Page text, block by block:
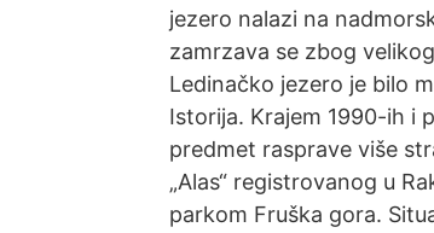
jezero nalazi na
zamrzava se zbog
Ledinačko jezero je bilo
Istorija. Krajem 1990-ih i
predmet rasprave više
„Alas“ registrovanog u
parkom Fruška gora.